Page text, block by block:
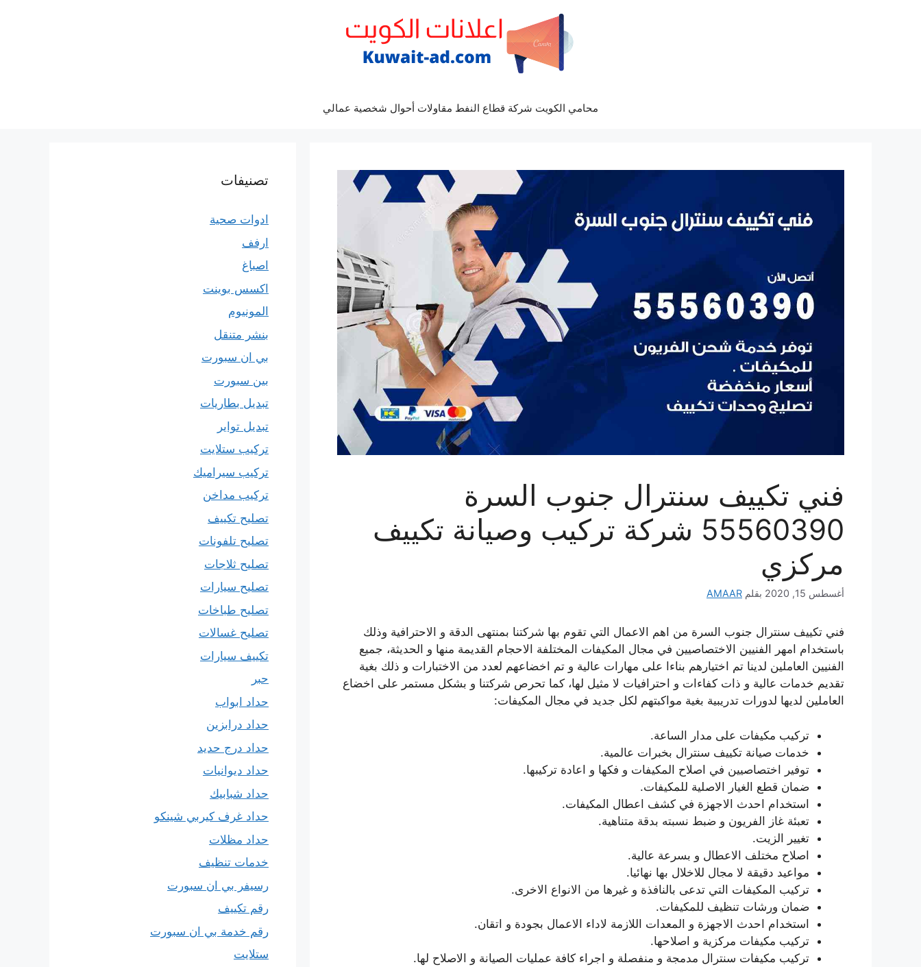
محامي الكويت شركة قطاع النفط مقاولات أحوال شخصية عمالي
فني تكييف سنترال جنوب السرة
55560390 شركة تركيب وصيانة تكييف
مركزي
أغسطس 15, 2020 بقلم AMAAR
فني تكييف سنترال جنوب السرة من اهم الاعمال التي تقوم بها شركتنا بمنتهى الدقة و الاحترافية وذلك
باستخدام امهر الفنيين الاختصاصيين في مجال المكيفات المختلفة الاحجام القديمة منها و الحديثة، جميع
الفنيين العاملين لدينا تم اختيارهم بناءا على مهارات عالية و تم اخضاعهم لعدد من الاختبارات و ذلك بغية
تقديم خدمات عالية و ذات كفاءات و احترافيات لا مثيل لها، كما تحرص شركتنا و بشكل مستمر على اخضاع
العاملين لديها لدورات تدريبية بغية مواكبتهم لكل جديد في مجال المكيفات:
تركيب مكيفات على مدار الساعة.
خدمات صيانة تكييف سنترال بخبرات عالمية.
توفير اختصاصيين في اصلاح المكيفات و فكها و اعادة تركيبها.
ضمان قطع الغيار الاصلية للمكيفات.
استخدام احدث الاجهزة في كشف اعطال المكيفات.
تعبئة غاز الفريون و ضبط نسبته بدقة متناهية.
تغيير الزيت.
اصلاح مختلف الاعطال و بسرعة عالية.
مواعيد دقيقة لا مجال للاخلال بها نهائيا.
تركيب المكيفات التي تدعى بالنافذة و غيرها من الانواع الاخرى.
ضمان ورشات تنظيف للمكيفات.
استخدام احدث الاجهزة و المعدات اللازمة لاداء الاعمال بجودة و اتقان.
تركيب مكيفات مركزية و اصلاحها.
تركيب مكيفات سنترال مدمجة و منفصلة و اجراء كافة عمليات الصيانة و الاصلاح لها.
تصنيفات
ادوات صحية
ارفف
اصباغ
اكسس بوينت
المونيوم
بنشر متنقل
بي ان سبورت
بين سبورت
تبديل بطاريات
تبديل تواير
تركيب ستلايت
تركيب سيراميك
تركيب مداخن
تصليح تكييف
تصليح تلفونات
تصليح ثلاجات
تصليح سيارات
تصليح طباخات
تصليح غسالات
تكييف سيارات
حبر
حداد ابواب
حداد درابزين
حداد درج حديد
حداد ديوانيات
حداد شبابيك
حداد غرف كيربي شينكو
حداد مظلات
خدمات تنظيف
رسيفر بي ان سبورت
رقم تكييف
رقم خدمة بي ان سبورت
ستلايت